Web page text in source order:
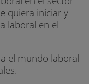
quiera iniciar y
laboral en el
el mundo laboral